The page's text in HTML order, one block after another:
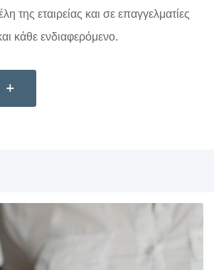
της εταιρείας και σε επαγγελματίες
κάθε ενδιαφερόμενο.